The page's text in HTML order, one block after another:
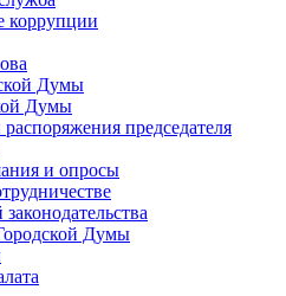
коррупции
Думы
Думы
председателя
и опросы
Думы